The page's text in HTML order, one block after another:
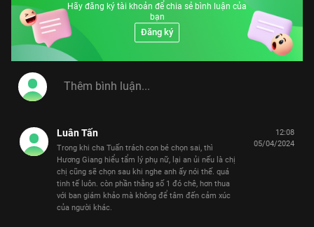
Hãy đăng ký tài khoản để chia sẻ bình luận của
bạn
Đăng ký
Luân Tấn
Trong khi cha Tuấn trách con bé chọn sai, thì
Hương Giang hiểu tẩm lý phụ nữ, lại an ủi nếu là chị
chị cũng sẽ chọn sau khi nghe anh ấy nói thế. quá
tinh tế luôn. còn phần thằng số 1 đó chê, hơn thua
với ban giám khảo mà không để tâm đến cảm xúc
của người khác.
12:08
05/04/2024